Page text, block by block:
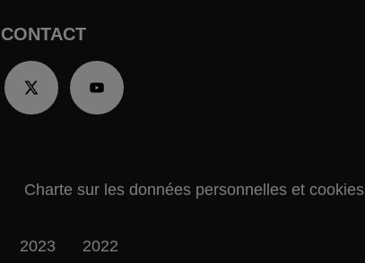
CONTACT
Charte sur les données personnelles et cookies
2023 2022